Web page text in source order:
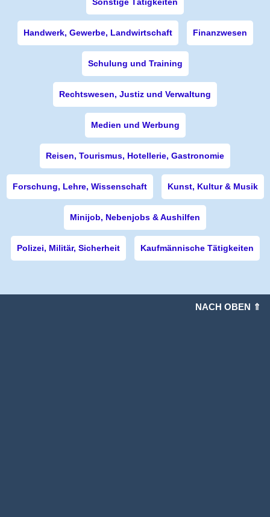
Handwerk, Gewerbe, Landwirtschaft Finanzwesen
Schulung und Training
Rechtswesen, Justiz und Verwaltung
Medien und Werbung
Reisen, Tourismus, Hotellerie, Gastronomie
Forschung, Lehre, Wissenschaft Kunst, Kultur & Musik
Minijob, Nebenjobs & Aushilfen
Polizei, Militär, Sicherheit Kaufmännische Tätigkeiten
NACH OBEN ⇑